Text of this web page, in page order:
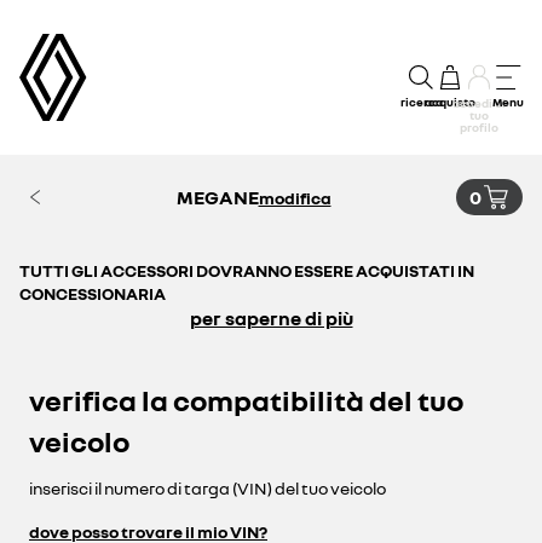
ricercaacquistoaccedi al
tuo
profilo
Menu
MEGANEmodifica 0
TUTTI GLI ACCESSORI DOVRANNO ESSERE ACQUISTATI IN
CONCESSIONARIA
per saperne di più
verifica la compatibilità del tuo
veicolo
inserisci il numero di targa (VIN) del tuo veicolo
dove posso trovare il mio VIN?